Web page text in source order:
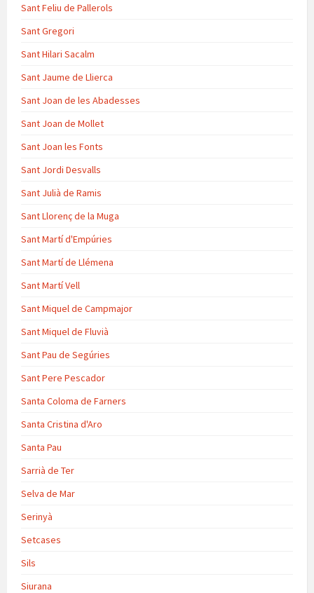
Sant Feliu de Pallerols
Sant Gregori
Sant Hilari Sacalm
Sant Jaume de Llierca
Sant Joan de les Abadesses
Sant Joan de Mollet
Sant Joan les Fonts
Sant Jordi Desvalls
Sant Julià de Ramis
Sant Llorenç de la Muga
Sant Martí d'Empúries
Sant Martí de Llémena
Sant Martí Vell
Sant Miquel de Campmajor
Sant Miquel de Fluvià
Sant Pau de Segúries
Sant Pere Pescador
Santa Coloma de Farners
Santa Cristina d'Aro
Santa Pau
Sarrià de Ter
Selva de Mar
Serinyà
Setcases
Sils
Siurana